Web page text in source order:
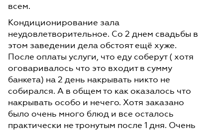
всем.
Кондиционирование зала
неудовлетворительное. Со 2 днем свадьбы в
этом заведении дела обстоят ещё хуже.
После оплаты услуги, что еду соберут ( хотя
оговаривалось что это входит в сумму
банкета) на 2 день накрывать никто не
собирался. А в общем то как оказалось что
накрывать особо и нечего. Хотя заказано
было очень много блюд и все осталось
практически не тронутым после 1 дня. Очень